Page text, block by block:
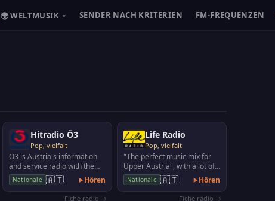
🌍 WELTMUSIK ▾ SENDER NACH KRITERIEN FM-FREQUENZEN
Hitradio Ö3
Pop, vielfalt
Ö3 is Austria's information
and service radio with the
best music.
Nationale 🇦🇹 Hören
Fiche radio →
Life Radio
Pop, vielfalt
"The perfect music mix for
Upper Austria", with a lot of
current music and songs
Nationale 🇦🇹 Hören
Fiche radio →